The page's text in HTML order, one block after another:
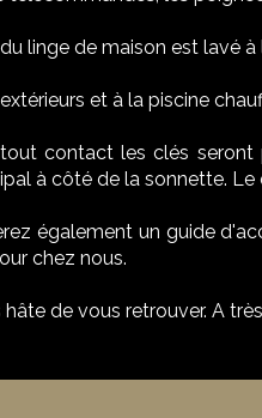
linge de maison est lavé
extérieurs et à la piscine
contact les clés
à côté de la sonnette.
également un guide
chez nous.
hâte de vous retrouver. A